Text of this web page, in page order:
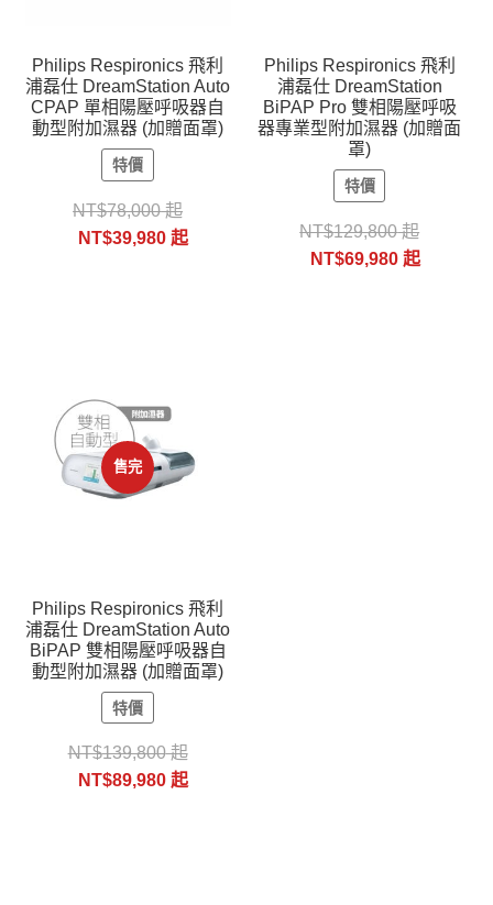
Philips Respironics 飛利
浦磊仕 DreamStation Auto
CPAP 單相陽壓呼吸器自
動型附加濕器 (加贈面罩)
特價
NT$78,000起
NT$39,980 起
Philips Respironics 飛利
浦磊仕 DreamStation
BiPAP Pro 雙相陽壓呼吸
器專業型附加濕器 (加贈面
罩)
特價
NT$129,800起
NT$69,980起
售完
Philips Respironics 飛利
浦磊仕 DreamStation Auto
BiPAP 雙相陽壓呼吸器自
動型附加濕器 (加贈面罩)
特價
NT$139,800起
NT$89,980 起